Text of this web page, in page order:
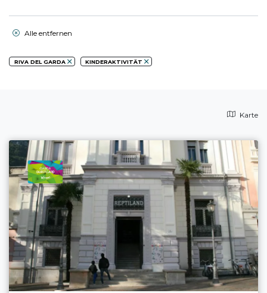
Alle entfernen
RIVA DEL GARDA KINDERAKTIVITÄT
Karte